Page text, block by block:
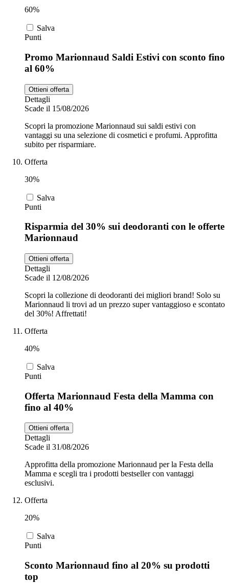
60%
Salva
Punti
Promo Marionnaud Saldi Estivi con sconto fino
al 60%
Ottieni offerta
Dettagli
Scade il 15/08/2026
Scopri la promozione Marionnaud sui saldi estivi con
vantaggi su una selezione di cosmetici e profumi. Approfitta
subito per risparmiare.
Offerta
30%
Salva
Punti
Risparmia del 30% sui deodoranti con le offerte
Marionnaud
Ottieni offerta
Dettagli
Scade il 12/08/2026
Scopri la collezione di deodoranti dei migliori brand! Solo su
Marionnaud li trovi ad un prezzo super vantaggioso e scontato
del 30%! Affrettati!
Offerta
40%
Salva
Punti
Offerta Marionnaud Festa della Mamma con
fino al 40%
Ottieni offerta
Dettagli
Scade il 31/08/2026
Approfitta della promozione Marionnaud per la Festa della
Mamma e scegli tra i prodotti bestseller con vantaggi
esclusivi.
Offerta
20%
Salva
Punti
Sconto Marionnaud fino al 20% su prodotti
top